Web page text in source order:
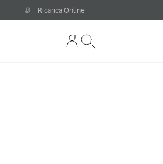
Ricarica Online